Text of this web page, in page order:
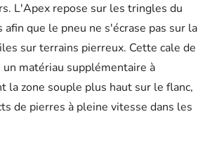
L'Apex repose sur les tringles du
que le pneu ne s'écrase pas sur la
sur terrains pierreux. Cette cale de
matériau supplémentaire à
la zone souple plus haut sur le flanc,
de pierres à pleine vitesse dans les